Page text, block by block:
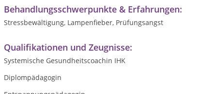
Behandlungsschwerpunkte & Erfahrungen:
Stressbewältigung, Lampenfieber, Prüfungsangst
Qualifikationen und Zeugnisse:
Systemische Gesundheitscoachin IHK
Diplompädagogin